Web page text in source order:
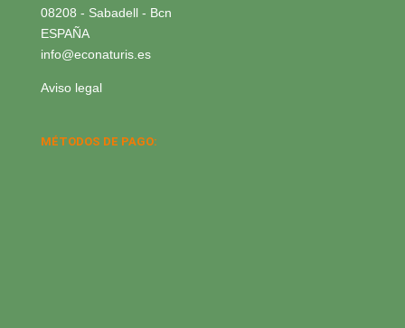
08208 - Sabadell - Bcn
ESPAÑA
info@econaturis.es
Aviso legal
MÉTODOS DE PAGO: